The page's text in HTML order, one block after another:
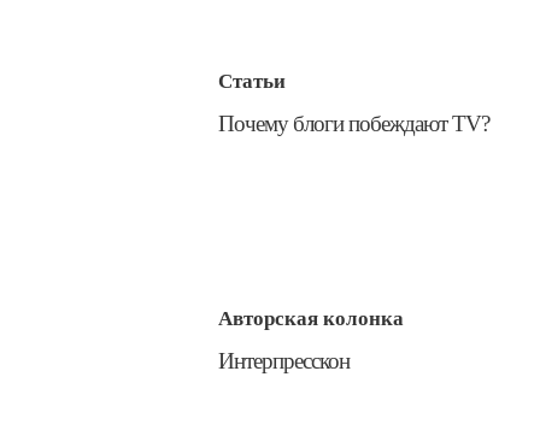
Статьи
​Почему блоги побеждают TV?
Авторская колонка
​Интерпресскон